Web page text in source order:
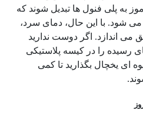
به پلی فنول ها تبدیل شوند که
شود. با این حال، دمای سرد،
می اندازد. اگر دوست ندارید
رسیده را در کیسه پلاستیکی
ای یخچال بگذارید تا کمی